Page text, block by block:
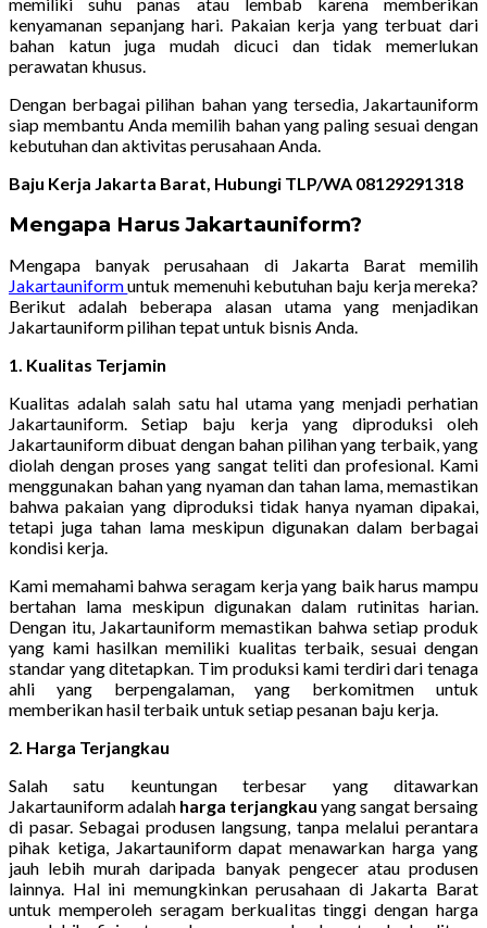
kenyamanan sepanjang hari. Pakaian kerja yang terbuat dari
bahan katun juga mudah dicuci dan tidak memerlukan
perawatan khusus.
Dengan berbagai pilihan bahan yang tersedia, Jakartauniform
siap membantu Anda memilih bahan yang paling sesuai dengan
kebutuhan dan aktivitas perusahaan Anda.
Baju Kerja Jakarta Barat, Hubungi TLP/WA 08129291318
Mengapa Harus Jakartauniform?
Mengapa banyak perusahaan di Jakarta Barat memilih
Jakartauniformuntuk memenuhi kebutuhan baju kerja mereka?
Berikut adalah beberapa alasan utama yang menjadikan
Jakartauniform pilihan tepat untuk bisnis Anda.
1. Kualitas Terjamin
Kualitas adalah salah satu hal utama yang menjadi perhatian
Jakartauniform. Setiap baju kerja yang diproduksi oleh
Jakartauniform dibuat dengan bahan pilihan yang terbaik, yang
diolah dengan proses yang sangat teliti dan profesional. Kami
menggunakan bahan yang nyaman dan tahan lama, memastikan
bahwa pakaian yang diproduksi tidak hanya nyaman dipakai,
tetapi juga tahan lama meskipun digunakan dalam berbagai
kondisi kerja.
Kami memahami bahwa seragam kerja yang baik harus mampu
bertahan lama meskipun digunakan dalam rutinitas harian.
Dengan itu, Jakartauniform memastikan bahwa setiap produk
yang kami hasilkan memiliki kualitas terbaik, sesuai dengan
standar yang ditetapkan. Tim produksi kami terdiri dari tenaga
ahli yang berpengalaman, yang berkomitmen untuk
memberikan hasil terbaik untuk setiap pesanan baju kerja.
2. Harga Terjangkau
Salah satu keuntungan terbesar yang ditawarkan
Jakartauniform adalah harga terjangkau yang sangat bersaing
di pasar. Sebagai produsen langsung, tanpa melalui perantara
pihak ketiga, Jakartauniform dapat menawarkan harga yang
jauh lebih murah daripada banyak pengecer atau produsen
lainnya. Hal ini memungkinkan perusahaan di Jakarta Barat
untuk memperoleh seragam berkualitas tinggi dengan harga